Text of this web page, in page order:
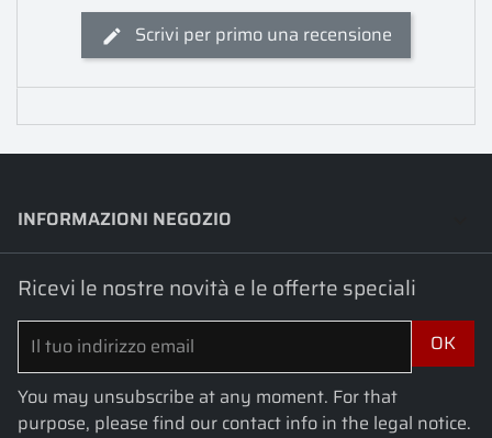
Scrivi per primo una recensione
INFORMAZIONI NEGOZIO
Ricevi le nostre novità e le offerte speciali
You may unsubscribe at any moment. For that
purpose, please find our contact info in the legal notice.